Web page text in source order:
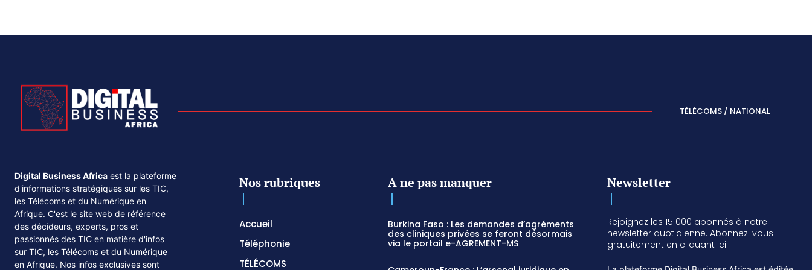
TÉLÉCOMS / NATIONAL
Digital Business Africa est la plateforme
d'informations stratégiques sur les TIC,
les Télécoms et du Numérique en
Afrique. C'est le site web de référence
des décideurs, experts, pros et
passionnés des TIC en matière d'infos
sur TIC, les Télécoms et du Numérique
en Afrique. Nos infos exclusives sont
Nos rubriques
Accueil
Téléphonie
TÉLÉCOMS
A ne pas manquer
Burkina Faso : Les demandes d’agréments
des cliniques privées se feront désormais
via le portail e-AGREMENT-MS
Newsletter
Rejoignez les 15 000 abonnés à notre
newsletter quotidienne. Abonnez-vous
gratuitement en cliquant ici.